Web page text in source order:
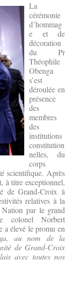
La
cérémonie
d’hommag
e et de
décoration
du Pr
Théophile
Obenga
s’est
déroulée en
présence
des
membres
des
institutions
constitution
nelles, du
corps
scientifique. Après
à titre exceptionnel,
de Grand-Croix à
relatives à la
Nation par le grand
colonel Norbert
a élevé le promu en
au nom de la
de Grand-Croix
avec toutes nos